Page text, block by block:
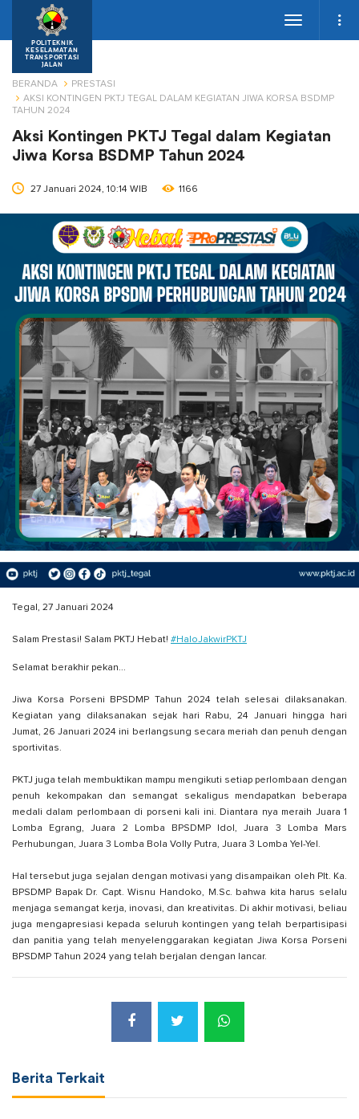
POLITEKNIK
KESELAMATAN
TRANSPORTASI
JALAN
Toggle
BERANDA
PRESTASI
AKSI KONTINGEN PKTJ TEGAL DALAM KEGIATAN JIWA KORSA BSDMP
TAHUN 2024
Aksi Kontingen PKTJ Tegal dalam Kegiatan
Jiwa Korsa BSDMP Tahun 2024
27 Januari 2024, 10:14 WIB 1166
Tegal, 27 Januari 2024
Salam Prestasi! Salam PKTJ Hebat! #HaloJakwirPKTJ
Selamat berakhir pekan...
Jiwa Korsa Porseni BPSDMP Tahun 2024 telah selesai dilaksanakan.
Kegiatan yang dilaksanakan sejak hari Rabu, 24 Januari hingga hari
Jumat, 26 Januari 2024 ini berlangsung secara meriah dan penuh dengan
sportivitas.
PKTJ juga telah membuktikan mampu mengikuti setiap perlombaan dengan
penuh kekompakan dan semangat sekaligus mendapatkan beberapa
medali dalam perlombaan di porseni kali ini. Diantara nya meraih Juara 1
Lomba Egrang, Juara 2 Lomba BPSDMP Idol, Juara 3 Lomba Mars
Perhubungan, Juara 3 Lomba Bola Volly Putra, Juara 3 Lomba Yel-Yel.
Hal tersebut juga sejalan dengan motivasi yang disampaikan oleh Plt. Ka.
BPSDMP Bapak Dr. Capt. Wisnu Handoko, M.Sc. bahwa kita harus selalu
menjaga semangat kerja, inovasi, dan kreativitas. Di akhir motivasi, beliau
juga mengapresiasi kepada seluruh kontingen yang telah berpartisipasi
dan panitia yang telah menyelenggarakan kegiatan Jiwa Korsa Porseni
BPSDMP Tahun 2024 yang telah berjalan dengan lancar.
Berita Terkait